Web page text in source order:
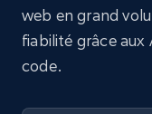
web en grand
fiabilité grâce aux
code.